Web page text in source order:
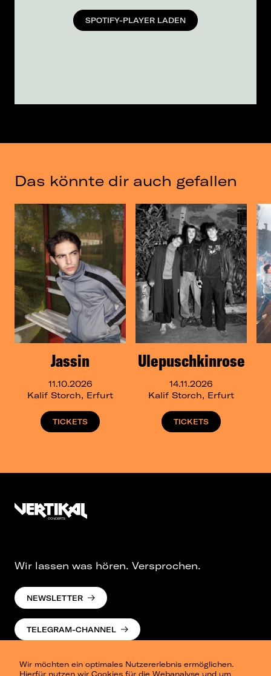
SPOTIFY-PLAYER LADEN
Das könnte dir auch gefallen
Jassin
11.10.2026
Kalif Storch, Erfurt
TICKETS
Ulepuschkinrose
14.11.2026
Kalif Storch, Erfurt
TICKETS
Wir möchten ein optimales Nutzererlebnis ermöglichen.
Hierfür nutzen wir Cookies für die Webanalyse und um
Wir lassen was hören. Versprochen.
NEWSLETTER
TELEGRAM-CHANNEL